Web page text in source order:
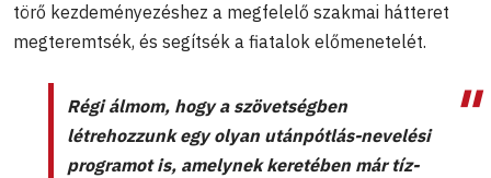
törő kezdeményezéshez a megfelelő szakmai hátteret
megteremtsék, és segítsék a fiatalok előmenetelét.
Régi álmom, hogy a szövetségben
létrehozzunk egy olyan utánpótlás-nevelési
programot is, amelynek keretében már tíz-